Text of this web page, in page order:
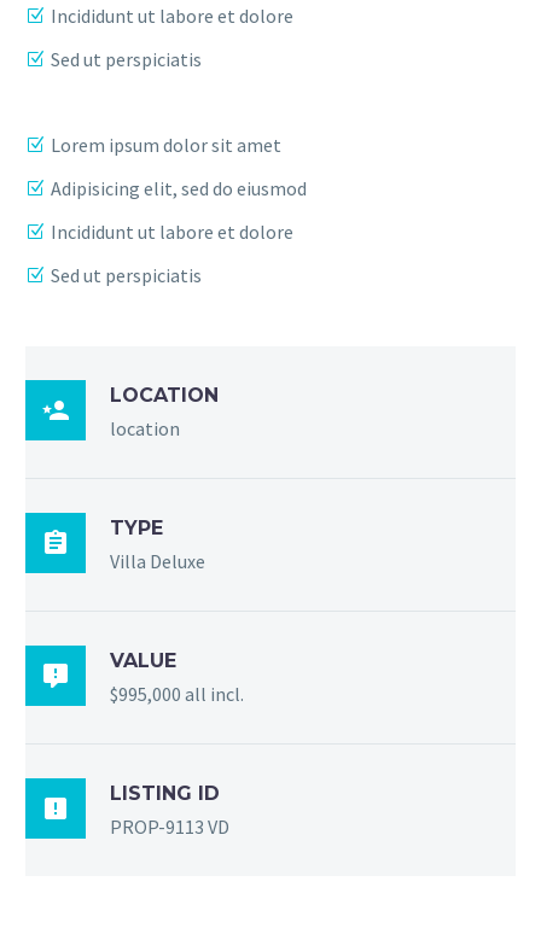
Incididunt ut labore et dolore
Sed ut perspiciatis
Lorem ipsum dolor sit amet
Adipisicing elit, sed do eiusmod
Incididunt ut labore et dolore
Sed ut perspiciatis

LOCATION
location

TYPE
Villa Deluxe

VALUE
$995,000 all incl.

LISTING ID
PROP-9113 VD